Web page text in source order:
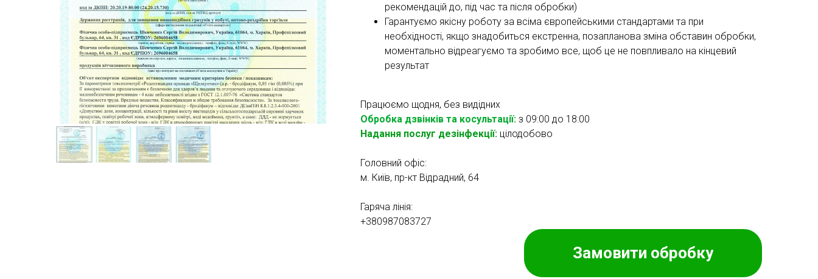
рекомендацій до, під час та після обробки)
Гарантуємо якісну роботу за всіма європейськими стандартами та при
необхідності, якщо знадобиться екстренна, позапланова зміна обставин обробки,
моментально відреагуємо та зробимо все, щоб це не повпливало на кінцевий
результат
Працюємо щодня, без видідних
Обробка дзвінків та косультації: з 09:00 до 18:00
Надання послуг дезінфекції: цілодобово
Головний офіс:
м. Київ, пр-кт Відрадний, 64
Гаряча лінія:
+380987083727
Замовити обробку